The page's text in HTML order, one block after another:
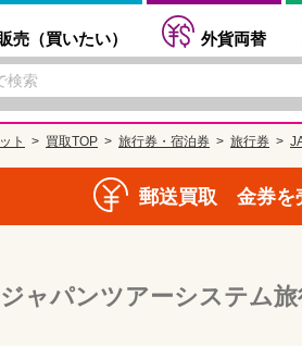
売（買いたい） 外貨両替
ト 買取TOP 旅行券・宿泊券 旅行券
郵送買取 金券を
ジャパンツアーシステム旅